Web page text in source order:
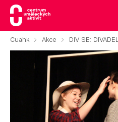
Cuahk Akce DIV SE: